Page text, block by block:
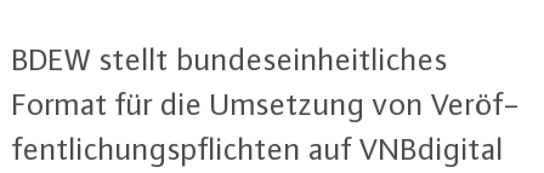
BDEW stellt bun­des­ein­heit­li­ches
Format für die Umsetzung von Ver­öf­
fent­li­chungs­pflich­ten auf VN­Bdi­gi­tal